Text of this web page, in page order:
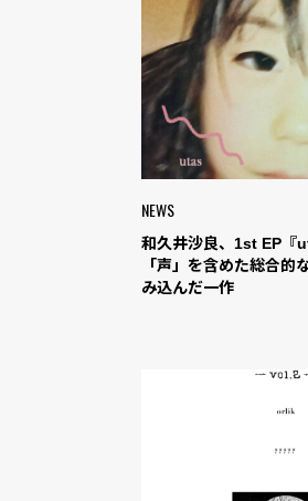
NEWS
和久井沙良、1st EP『
「声」を含めた総合的
み込んだ一作